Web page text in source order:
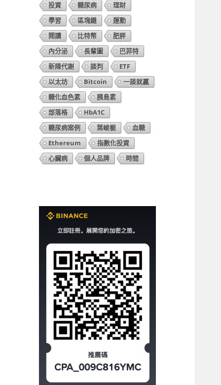
投資 糖尿病
理財
學習
區塊鏈
運動
閱讀
比特幣
肥胖
內分泌
長輩圖
巴菲特
新陳代謝
談判
ETF
以太坊
Bitcoin
一談就贏
糖化血色素
胰島素
部落格
HbA1C
糖尿病案例
葉峻榳
血糖
Ethereum
指數化投資
心臟病
個人品牌 時間